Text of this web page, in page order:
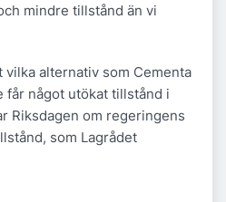
mindre tillstånd än vi
vilka alternativ som Cementa
får något utökat tillstånd i
Riksdagen om regeringens
som Lagrådet